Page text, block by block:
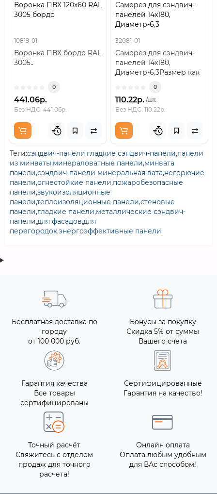
Воронка ПВХ 120х60 RAL
3005 бордо
10819-01
Воронка ПВХ бордо RAL
3005..
0
441.06р.
Без НДС: 441.06р.
Саморез для сэндвич-
панелей 14x180,
Диаметр-6,3
32081-01
Саморез для сэндвич-
панелей 14x180,
Диаметр-6,3Размер как
параметрДанный
саморез отн..
0
110.22р. /шт.
Без НДС: 110.22р.
Теги:сэндвич-панели,гладкие сэндвич-панели,панели
из минваты,минераловатные панели,минвата
панели,сэндвич-панели минеральная вата,негорючие
панели,огнестойкие панели,пожаробезопасные
панели,звукоизоляционные
панели,теплоизоляционные панели,стеновые
панели,гладкие панели,металлические сэндвич-
панели,для фасадов,для
перегородок,энергоэффективные панели
Бесплатная доставка по
городу
от 100 000 руб.
Бонусы за покупку
Скидка 5% от суммы
Вашего счета
Гарантия качества
Все товары
сертифицированы
Сертифицированные
Гарантия на качество!
Точный расчёт
Свяжитесь с отделом
продаж для точного
расчета!
Онлайн оплата
Оплата любым удобным
для ВАс способом!